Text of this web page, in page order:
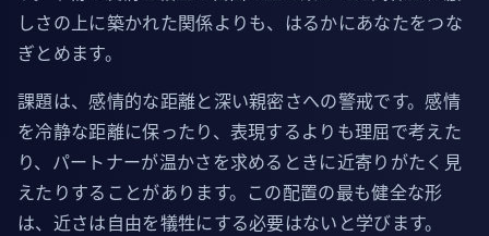
しさの上に築かれた関係よりも、はるかにあなたをつな
ぎとめます。
課題は、感情的な距離と深い親密さへの警戒です。感情
を冷静な距離に保ったり、表現するよりも理屈で考えた
り、パートナーが温かさを求めるときに近寄りがたく見
えたりすることがあります。この配置の最も健全な形
は、近さは自由を犠牲にする必要はないと学びます。